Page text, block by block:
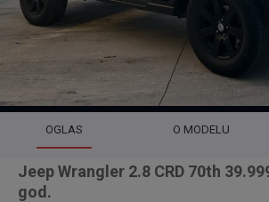
OGLAS O MODELU
Jeep Wrangler 2.8 CRD 70th
god.